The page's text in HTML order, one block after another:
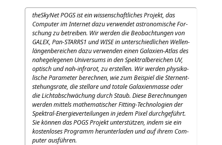
the­Sky­NetPOGSist ein wis­sen­schaft­li­ches Pro­jekt, das
Com­pu­ter im Inter­net dazu ver­wen­det astro­no­mi­sche For­
schung zu betrei­ben. Wir wer­den die Beob­ach­tun­gen von
GALEX, Pan-STARR­S1 undWISEin unter­schied­li­chen Wel­len­
län­gen­be­rei­chen dazu ver­wen­den einen Gala­xien-Atlas des
nahe­ge­le­ge­nen Uni­ver­sums in den Spek­tral­be­rei­chen UV,
optisch und nah-infra­rot, zu erstel­len. Wir wer­den phy­si­ka­
li­sche Para­me­ter berech­nen, wie zum Bei­spiel die Stern­ent­
ste­hungs­ra­te, die stel­la­re und tota­le Gala­xien­mas­se oder
die Licht­ab­schwä­chung durch Staub. Die­se Berech­nun­gen
wer­den mit­tels mathe­ma­ti­scher Fit­ting-Tech­no­lo­gien der
Spek­tral-Ener­gie­ver­tei­lun­gen in jedem Pixel durch­ge­führt.
Sie kön­nen dasPOGSPro­jekt unter­stüt­zen, indem sie ein
kos­ten­lo­ses Pro­gramm her­un­ter­la­den und auf ihrem Com­
pu­ter ausführen.